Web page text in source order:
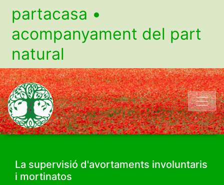
partacasa •
acompanyament del part
natural
La supervisió d'avortaments involuntaris
i mortinatos